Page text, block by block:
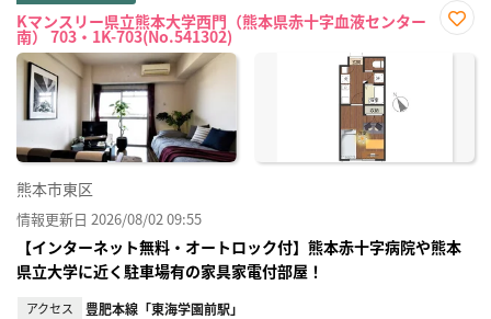
Kマンスリー県立熊本大学西門（熊本県赤十字血液センター
南） 703・1K-703(No.541302)
に入
熊本市東区
情報更新日 2026/08/02 09:55
【インターネット無料・オートロック付】熊本赤十字病院や熊本
県立大学に近く駐車場有の家具家電付部屋！
アクセス 豊肥本線「東海学園前駅」